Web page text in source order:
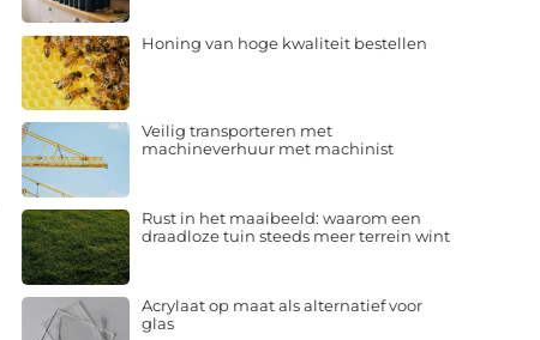
Honing van hoge kwaliteit bestellen
Veilig transporteren met
machineverhuur met machinist
Rust in het maaibeeld: waarom een
draadloze tuin steeds meer terrein wint
Acrylaat op maat als alternatief voor
glas